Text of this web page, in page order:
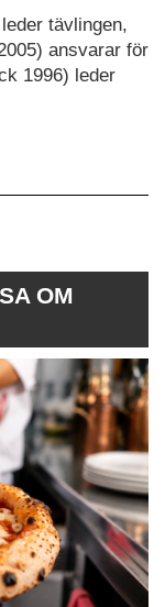
tävlingen,
ansvarar för
1996) leder
OM